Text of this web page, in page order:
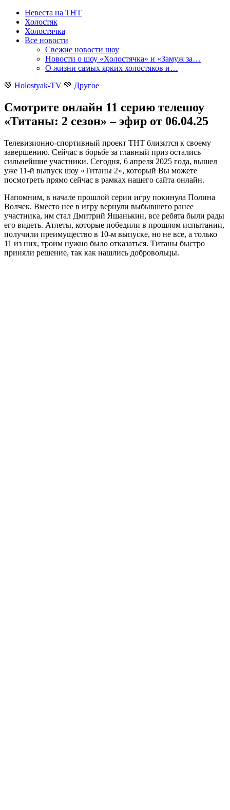
Невеста на ТНТ
Холостяк
Холостячка
Все новости
Свежие новости шоу
Новости о шоу «Холостячка» и «Замуж за…
О жизни самых ярких холостяков и…
💚 Holostyak-TV 💚 Другое
Смотрите онлайн 11 серию телешоу
«Титаны: 2 сезон» – эфир от 06.04.25
Телевизионно-спортивный проект ТНТ близится к своему
завершению. Сейчас в борьбе за главный приз остались
сильнейшие участники. Сегодня, 6 апреля 2025 года, вышел
уже 11-й выпуск шоу «Титаны 2», который Вы можете
посмотреть прямо сейчас в рамках нашего сайта онлайн.
Напомним, в начале прошлой серии игру покинула Полина
Волчек. Вместо нее в игру вернули выбывшего ранее
участника, им стал Дмитрий Яшанькин, все ребята были рады
его видеть. Атлеты, которые победили в прошлом испытании,
получили преимущество в 10-м выпуске, но не все, а только
11 из них, троим нужно было отказаться. Титаны быстро
приняли решение, так как нашлись добровольцы.